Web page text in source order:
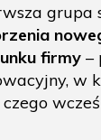
grupa
firmy –
w
czego